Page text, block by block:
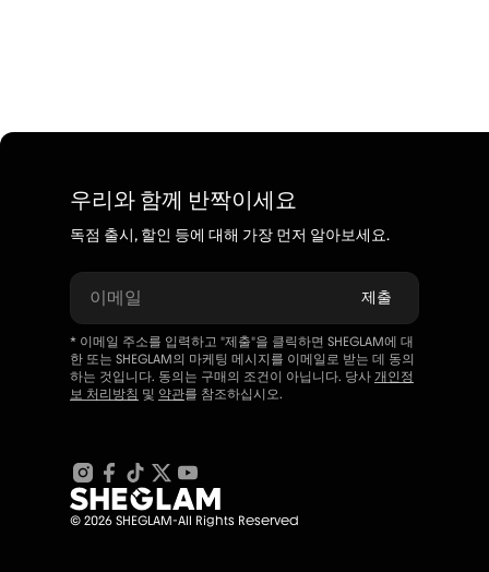
우리와 함께 반짝이세요
독점 출시, 할인 등에 대해 가장 먼저 알아보세요.
이메일 제출
* 이메일 주소를 입력하고 "제출"을 클릭하면 SHEGLAM에 대
한 또는 SHEGLAM의 마케팅 메시지를 이메일로 받는 데 동의
하는 것입니다. 동의는 구매의 조건이 아닙니다. 당사 개인정
보 처리방침 및 약관를 참조하십시오.
© 2026 SHEGLAM-All Rights Reserved